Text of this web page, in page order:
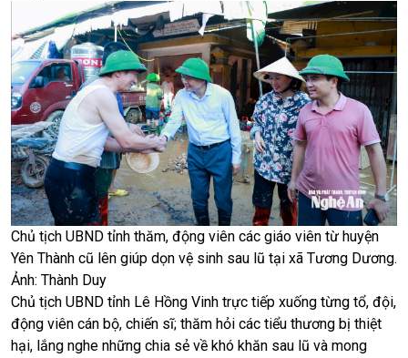
Chủ tịch UBND tỉnh thăm, động viên các giáo viên từ huyện
Yên Thành cũ lên giúp dọn vệ sinh sau lũ tại xã Tương Dương.
Ảnh: Thành Duy
Chủ tịch UBND tỉnh Lê Hồng Vinh trực tiếp xuống từng tổ, đội,
động viên cán bộ, chiến sĩ; thăm hỏi các tiểu thương bị thiệt
hại, lắng nghe những chia sẻ về khó khăn sau lũ và mong